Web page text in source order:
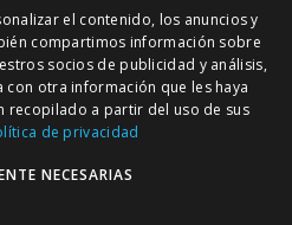
para recibir ofertas y promociones
el contenido, los anuncios y
compartimos información sobre
socios de publicidad y análisis,
otra información que les haya
recopilado a partir del uso de sus
de privacidad
NECESARIAS